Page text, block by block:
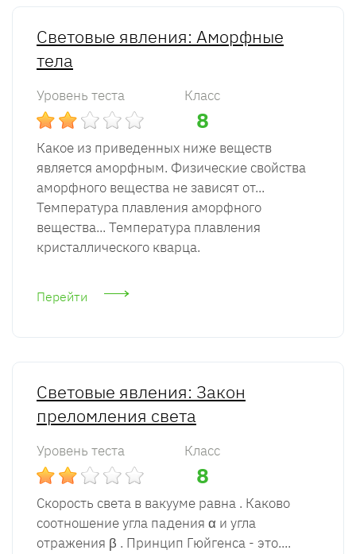
Световые явления: Аморфные
тела
Уровень теста Класс
8
Какое из приведенных ниже веществ
является аморфным. Физические свойства
аморфного вещества не зависят от...
Температура плавления аморфного
вещества... Температура плавления
кристаллического кварца.
Перейти
Световые явления: Закон
преломления света
Уровень теста Класс
8
Скорость света в вакууме равна . Каково
соотношение угла падения α и угла
отражения β . Принцип Гюйгенса - это....